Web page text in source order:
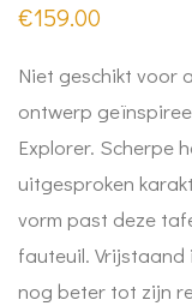
€159.00
Niet geschikt voor
ontwerp
Explorer. Scherpe
uitgesproken
vorm past deze
fauteuil. Vrijstaand
nog beter tot zijn